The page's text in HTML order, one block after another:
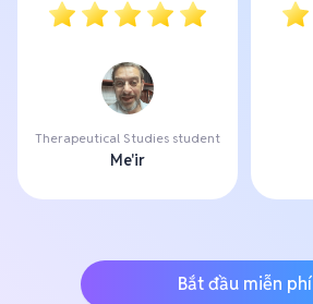
Therapeutical Studies student
Me'ir
Bắt đầu miễn phí